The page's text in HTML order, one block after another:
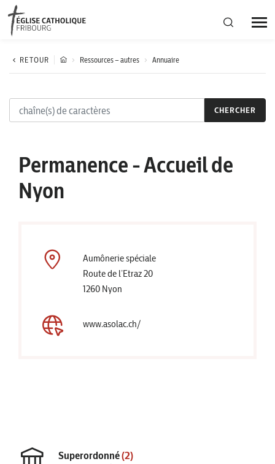
Région diocésaine
Actualités
RETOUR Ressources – autres Annuaire
CHERCHER
Permanence - Accueil de
Nyon
Aumônerie spéciale
Route de l’Etraz 20
1260 Nyon
www.asolac.ch/
Superordonné(2)